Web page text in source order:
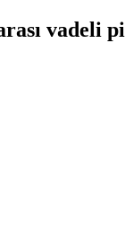
vadeli